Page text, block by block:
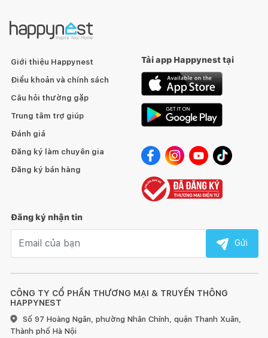
CÔNG TY CỔ PHẦN THƯƠNG MẠI & TRUYỀN THÔNG
HAPPYNEST
Số 97 Hoàng Ngân, phường Nhân Chính, quận Thanh Xuân,
Thành phố Hà Nội
Giới thiệu Happynest
Điều khoản và chính sách
Câu hỏi thường gặp
Trung tâm trợ giúp
Đánh giá
Đăng ký làm chuyên gia
Đăng ký bán hàng
Tải app Happynest tại
Đăng ký nhận tin
Gửi